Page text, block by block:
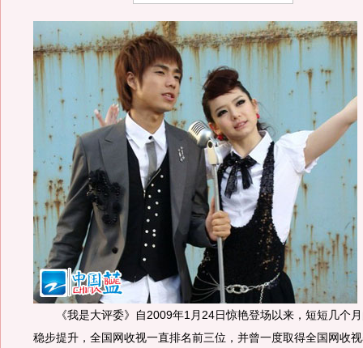
《我是大评委》自2009年1月24日惊艳登场以来，短短几个月
稳步提升，全国网收视一直排名前三位，并曾一度取得全国网收